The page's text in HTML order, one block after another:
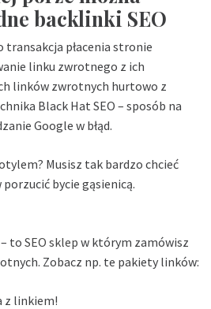
backlinki SEO
płacenia stronie
linku zwrotnego z ich
linków zwrotnych hurtowo z
Black Hat SEO – sposób na
Google w błąd.
Musisz tak bardzo chcieć
bycie gąsienicą.
to SEO sklep w którym zamówisz
Zobacz np. te pakiety linków:
z linkiem!